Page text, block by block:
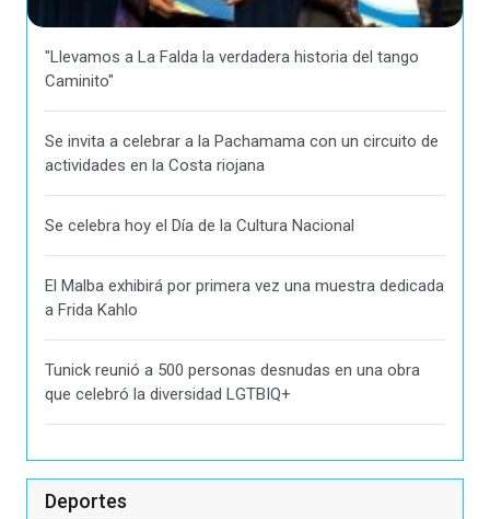
"Llevamos a La Falda la verdadera historia del tango
Caminito"
Se invita a celebrar a la Pachamama con un circuito de
actividades en la Costa riojana
Se celebra hoy el Día de la Cultura Nacional
El Malba exhibirá por primera vez una muestra dedicada
a Frida Kahlo
Tunick reunió a 500 personas desnudas en una obra
que celebró la diversidad LGTBIQ+
Deportes